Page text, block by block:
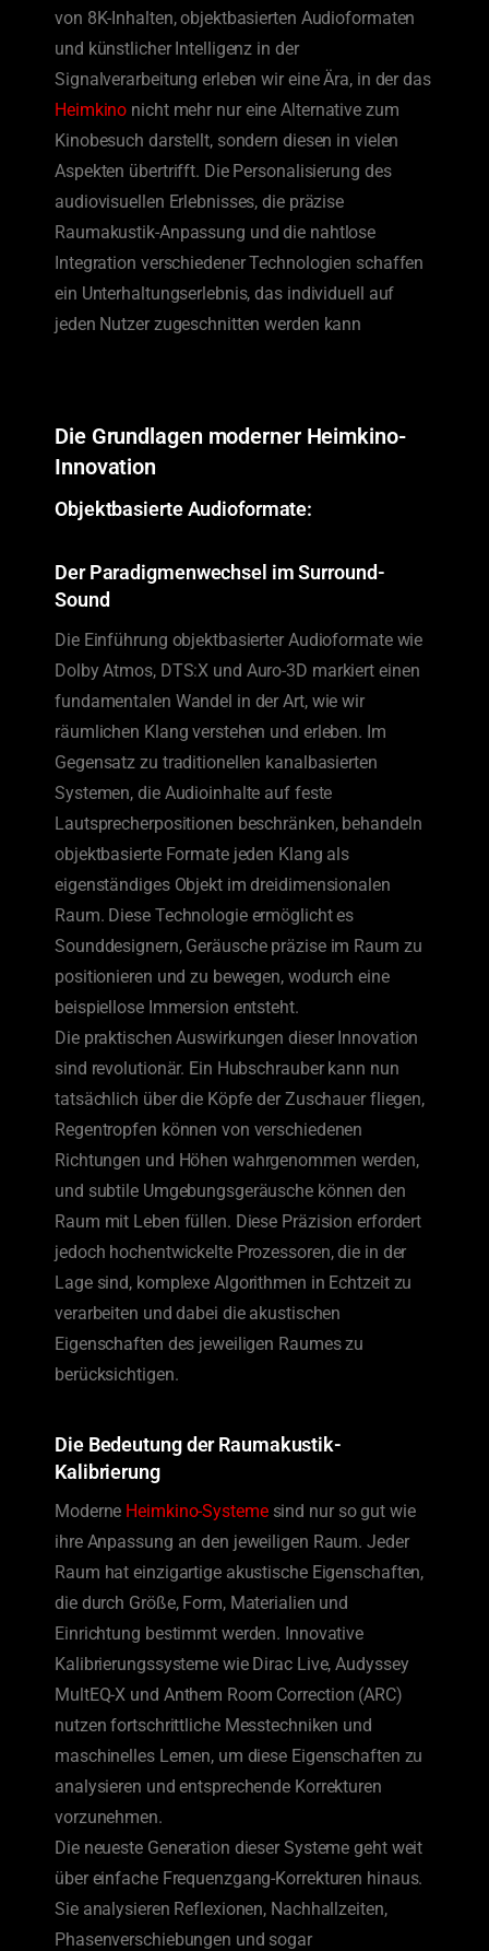
von 8K-Inhalten, objektbasierten Audioformaten
und künstlicher Intelligenz in der
Signalverarbeitung erleben wir eine Ära, in der das
Heimkino nicht mehr nur eine Alternative zum
Kinobesuch darstellt, sondern diesen in vielen
Aspekten übertrifft. Die Personalisierung des
audiovisuellen Erlebnisses, die präzise
Raumakustik-Anpassung und die nahtlose
Integration verschiedener Technologien schaffen
ein Unterhaltungserlebnis, das individuell auf
jeden Nutzer zugeschnitten werden kann
Die Grundlagen moderner Heimkino-
Innovation
Objektbasierte Audioformate:
Der Paradigmenwechsel im Surround-
Sound
Die Einführung objektbasierter Audioformate wie
Dolby Atmos, DTS:X und Auro-3D markiert einen
fundamentalen Wandel in der Art, wie wir
räumlichen Klang verstehen und erleben. Im
Gegensatz zu traditionellen kanalbasierten
Systemen, die Audioinhalte auf feste
Lautsprecherpositionen beschränken, behandeln
objektbasierte Formate jeden Klang als
eigenständiges Objekt im dreidimensionalen
Raum. Diese Technologie ermöglicht es
Sounddesignern, Geräusche präzise im Raum zu
positionieren und zu bewegen, wodurch eine
beispiellose Immersion entsteht.
Die praktischen Auswirkungen dieser Innovation
sind revolutionär. Ein Hubschrauber kann nun
tatsächlich über die Köpfe der Zuschauer fliegen,
Regentropfen können von verschiedenen
Richtungen und Höhen wahrgenommen werden,
und subtile Umgebungsgeräusche können den
Raum mit Leben füllen. Diese Präzision erfordert
jedoch hochentwickelte Prozessoren, die in der
Lage sind, komplexe Algorithmen in Echtzeit zu
verarbeiten und dabei die akustischen
Eigenschaften des jeweiligen Raumes zu
berücksichtigen.
Die Bedeutung der Raumakustik-
Kalibrierung
Moderne Heimkino-Systemesind nur so gut wie
ihre Anpassung an den jeweiligen Raum. Jeder
Raum hat einzigartige akustische Eigenschaften,
die durch Größe, Form, Materialien und
Einrichtung bestimmt werden. Innovative
Kalibrierungssysteme wie Dirac Live, Audyssey
MultEQ-X und Anthem Room Correction (ARC)
nutzen fortschrittliche Messtechniken und
maschinelles Lernen, um diese Eigenschaften zu
analysieren und entsprechende Korrekturen
vorzunehmen.
Die neueste Generation dieser Systeme geht weit
über einfache Frequenzgang-Korrekturen hinaus.
Sie analysieren Reflexionen, Nachhallzeiten,
Phasenverschiebungen und sogar